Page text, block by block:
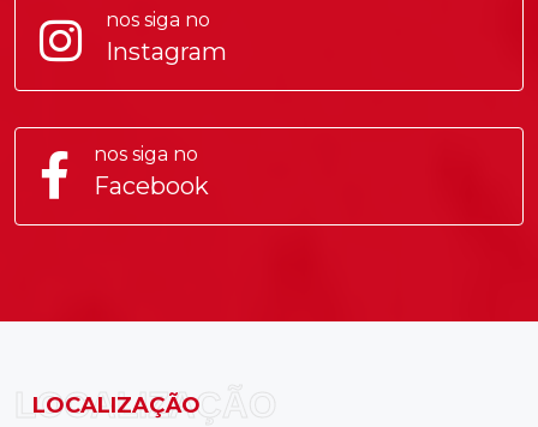
nos siga no
Instagram
nos siga no
Facebook
LOCALIZAÇÃO
LOCALIZAÇÃO